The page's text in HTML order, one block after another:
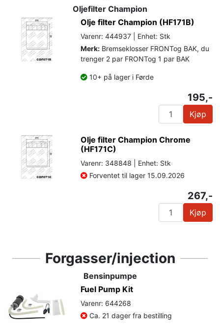
Oljefilter Champion
Olje filter Champion (HF171B)
Varenr: 444937 | Enhet: Stk
Merk: Bremseklosser FRONTog BAK, du
trenger 2 par FRONTog 1 par BAK
10+ på lager i Førde
195,-
Kjøp
Olje filter Champion Chrome
(HF171C)
Varenr: 348848 | Enhet: Stk
Forventet til lager 15.09.2026
267,-
Kjøp
Forgasser/injection
Bensinpumpe
Fuel Pump Kit
Varenr: 644268
Ca. 21 dager fra bestilling